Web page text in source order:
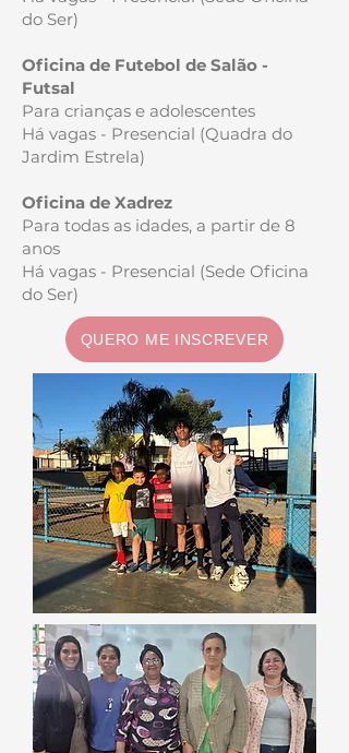
do Ser)
Oficina de Futebol de Salão -
Futsal
Para crianças e adolescentes
Há vagas - Presencial (Quadra do
Jardim Estrela)
Oficina de Xadrez
Para todas as idades, a partir de 8
anos
Há vagas - Presencial (Sede Oficina
do Ser)
QUERO ME INSCREVER